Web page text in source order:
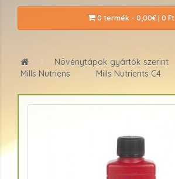
0 termék - 0,00€ | 0 Ft
Növénytápok gyártók szerint
Mills Nutriens
Mills Nutrients C4